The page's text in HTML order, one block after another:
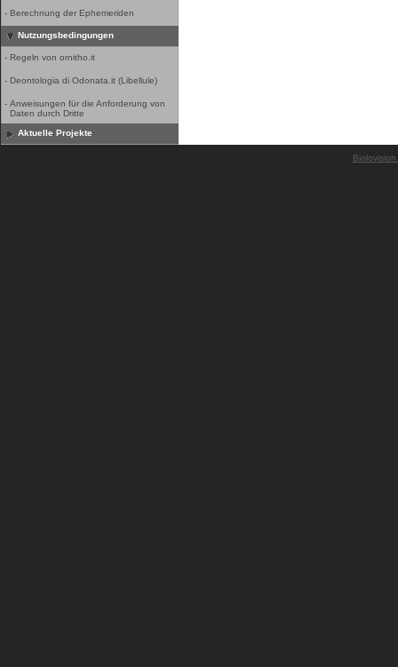
- Berechnung der Ephemeriden
Nutzungsbedingungen
- Regeln von ornitho.it
- Deontologia di Odonata.it (Libellule)
- Anweisungen für die Anforderung von
Daten durch Dritte
Aktuelle Projekte
Biolovision